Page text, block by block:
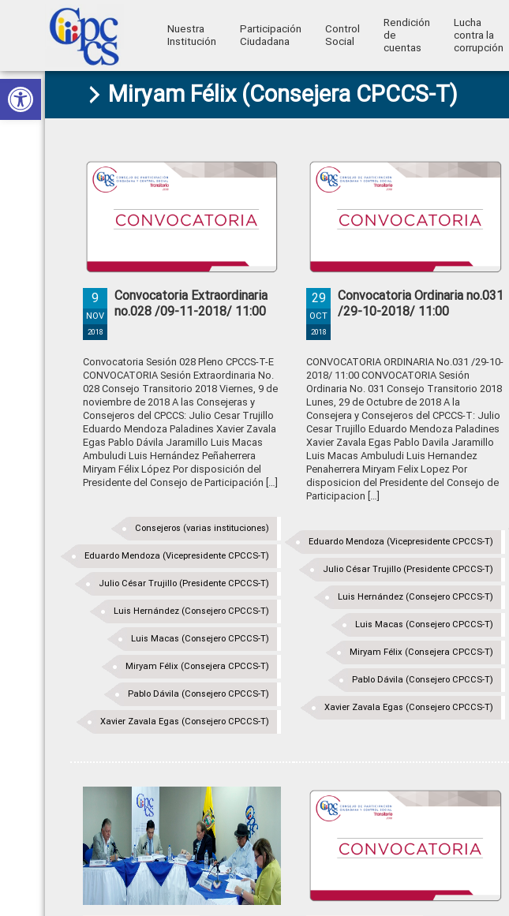
Abrir barra de herramientas
Skip
to
primary
Skip
to
main
Skip
to
primary
Skip
to
footer
Consejo
Ciudadana
Control
Construyendo
Ciudadano
Nuestra
Institución
Participación
Ciudadana
Control
Social
Rendición
de
cuentas
Lucha
contra la
corrupción
Miryam Félix (Consejera CPCCS-T)
Convocatoria Extraordinaria
no.028 /09-11-2018/ 11:00
9
NOV
2018
Convocatoria Sesión 028 Pleno CPCCS-T-E
CONVOCATORIA Sesión Extraordinaria No.
028 Consejo Transitorio 2018 Viernes, 9 de
noviembre de 2018 A las Consejeras y
Consejeros del CPCCS: Julio Cesar Trujillo
Eduardo Mendoza Paladines Xavier Zavala
Egas Pablo Dávila Jaramillo Luis Macas
Ambuludi Luis Hernández Peñaherrera
Miryam Félix López Por disposición del
Presidente del Consejo de Participación […]
Consejeros (varias instituciones)
Eduardo Mendoza (Vicepresidente CPCCS-T)
Julio César Trujillo (Presidente CPCCS-T)
Luis Hernández (Consejero CPCCS-T)
Luis Macas (Consejero CPCCS-T)
Miryam Félix (Consejera CPCCS-T)
Pablo Dávila (Consejero CPCCS-T)
Xavier Zavala Egas (Consejero CPCCS-T)
Convocatoria Ordinaria no.031
/29-10-2018/ 11:00
29
OCT
2018
CONVOCATORIA ORDINARIA No.031 /29-10-
2018/ 11:00 CONVOCATORIA Sesión
Ordinaria No. 031 Consejo Transitorio 2018
Lunes, 29 de Octubre de 2018 A la
Consejera y Consejeros del CPCCS-T: Julio
Cesar Trujillo Eduardo Mendoza Paladines
Xavier Zavala Egas Pablo Davila Jaramillo
Luis Macas Ambuludi Luis Hernandez
Penaherrera Miryam Felix Lopez Por
disposicion del Presidente del Consejo de
Participacion […]
Eduardo Mendoza (Vicepresidente CPCCS-T)
Julio César Trujillo (Presidente CPCCS-T)
Luis Hernández (Consejero CPCCS-T)
Luis Macas (Consejero CPCCS-T)
Miryam Félix (Consejera CPCCS-T)
Pablo Dávila (Consejero CPCCS-T)
Xavier Zavala Egas (Consejero CPCCS-T)